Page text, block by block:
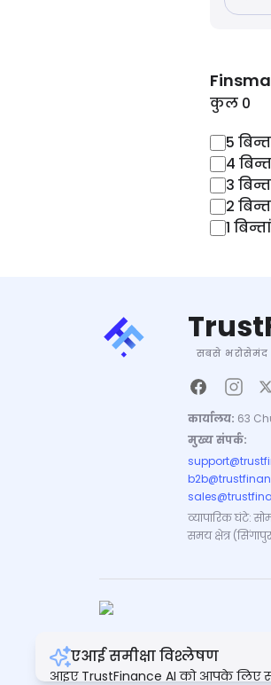
कुल 0
5
4
3
2
1
एआई समीक्षा विश्लेषण
आइए TrustFinance AI को आपके लिए
सबसे भरोसेमंद
कार्यालय: 63
मुख्य संपर्क:
व्यापारिक घंटे:
समय क्षेत्र
कॉपीराइट © TrustFinance 2026 |